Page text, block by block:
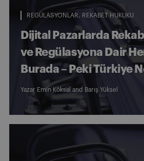
REGÜLASYONLAR REKABET HUKUKU
Dijital Pazarlarda
ve Regülasyona Dair
Burada – Peki Türkiye
Yazar Emin Köksal and Barış Yüksel